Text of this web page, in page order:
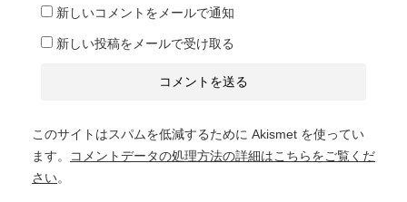
新しいコメントをメールで通知
新しい投稿をメールで受け取る
このサイトはスパムを低減するために Akismet を使ってい
ます。
コメントデータの処理方法の詳細はこちらをご覧くだ
さい。